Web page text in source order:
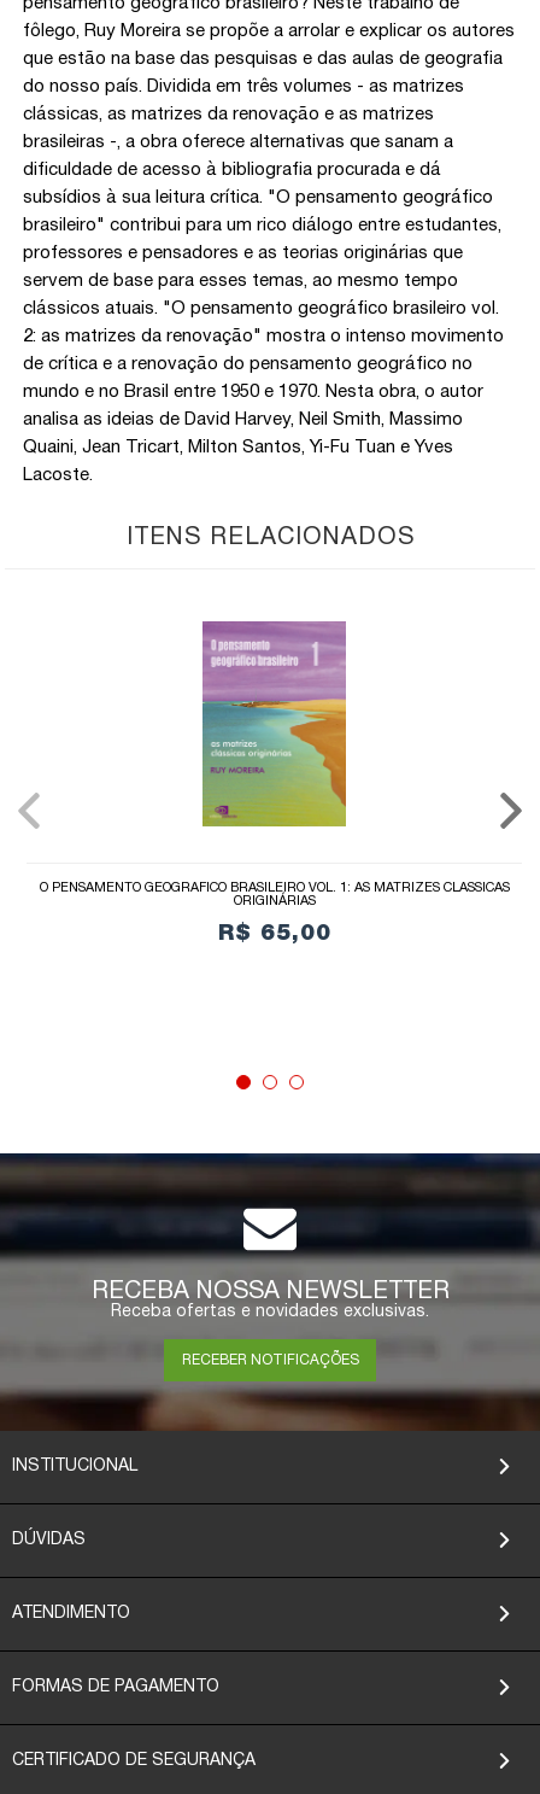
pensamento geográfico brasileiro? Neste trabalho de
fôlego, Ruy Moreira se propõe a arrolar e explicar os autores
que estão na base das pesquisas e das aulas de geografia
do nosso país. Dividida em três volumes - as matrizes
clássicas, as matrizes da renovação e as matrizes
brasileiras -, a obra oferece alternativas que sanam a
dificuldade de acesso à bibliografia procurada e dá
subsídios à sua leitura crítica. "O pensamento geográfico
brasileiro" contribui para um rico diálogo entre estudantes,
professores e pensadores e as teorias originárias que
servem de base para esses temas, ao mesmo tempo
clássicos atuais. "O pensamento geográfico brasileiro vol.
2: as matrizes da renovação" mostra o intenso movimento
de crítica e a renovação do pensamento geográfico no
mundo e no Brasil entre 1950 e 1970. Nesta obra, o autor
analisa as ideias de David Harvey, Neil Smith, Massimo
Quaini, Jean Tricart, Milton Santos, Yi-Fu Tuan e Yves
Lacoste.
ITENS RELACIONADOS
O PENSAMENTO GEOGRÁFICO BRASILEIRO VOL. 1: AS MATRIZES CLÁSSICAS
ORIGINÁRIAS
R$ 65,00
COMPRAR
RECEBA NOSSA NEWSLETTER
Receba ofertas e novidades exclusivas.
RECEBER NOTIFICAÇÕES
INSTITUCIONAL
DÚVIDAS
ATENDIMENTO
FORMAS DE PAGAMENTO
CERTIFICADO DE SEGURANÇA